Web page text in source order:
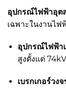
อุปกรณ์ไฟฟ้าอุต
เฉพาะในงานไฟ
อุปกรณ์ไฟฟ้า
สูงตั้งแต่
เบรกเกอร์วง